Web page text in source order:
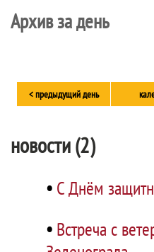
Архив за день
< предыдущий день
новости (2)
• С Днём
• Встреча с